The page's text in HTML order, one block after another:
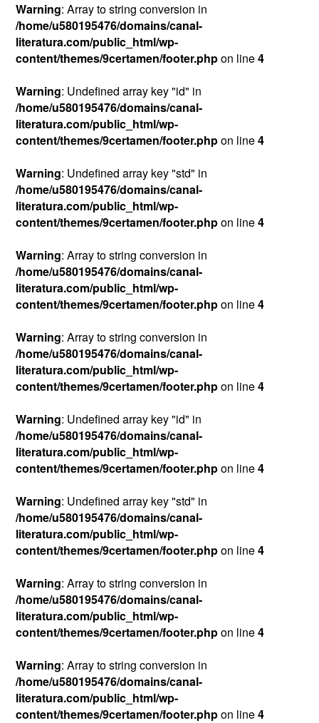
Warning: Array to string conversion in
/home/u580195476/domains/canal-
literatura.com/public_html/wp-
content/themes/9certamen/footer.phpon line4
Warning: Undefined array key "id" in
/home/u580195476/domains/canal-
literatura.com/public_html/wp-
content/themes/9certamen/footer.phpon line4
Warning: Undefined array key "std" in
/home/u580195476/domains/canal-
literatura.com/public_html/wp-
content/themes/9certamen/footer.phpon line4
Warning: Array to string conversion in
/home/u580195476/domains/canal-
literatura.com/public_html/wp-
content/themes/9certamen/footer.phpon line4
Warning: Array to string conversion in
/home/u580195476/domains/canal-
literatura.com/public_html/wp-
content/themes/9certamen/footer.phpon line4
Warning: Undefined array key "id" in
/home/u580195476/domains/canal-
literatura.com/public_html/wp-
content/themes/9certamen/footer.phpon line4
Warning: Undefined array key "std" in
/home/u580195476/domains/canal-
literatura.com/public_html/wp-
content/themes/9certamen/footer.phpon line4
Warning: Array to string conversion in
/home/u580195476/domains/canal-
literatura.com/public_html/wp-
content/themes/9certamen/footer.phpon line4
Warning: Array to string conversion in
/home/u580195476/domains/canal-
literatura.com/public_html/wp-
content/themes/9certamen/footer.phpon line4